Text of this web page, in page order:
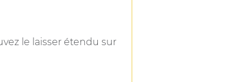
le laisser étendu sur